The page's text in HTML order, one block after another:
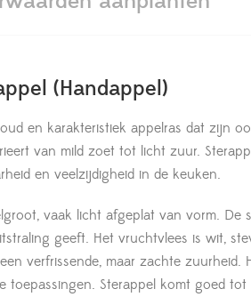
(Handappel)
oud en karakteristiek appelras dat
van mild zoet tot licht zuur.
en veelzijdigheid in de keuken.
vaak licht afgeplat van vorm.
geeft. Het vruchtvlees is wit,
verfrissende, maar zachte
toepassingen. Sterappel komt goed